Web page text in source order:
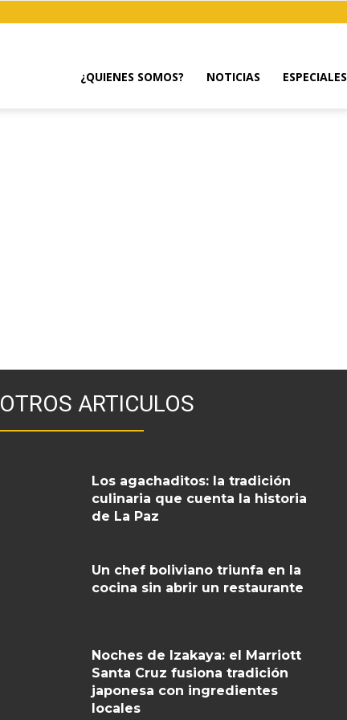
¿QUIENES SOMOS? NOTICIAS ESPECIALES
OTROS ARTICULOS
Los agachaditos: la tradición
culinaria que cuenta la historia
de La Paz
Un chef boliviano triunfa en la
cocina sin abrir un restaurante
Noches de Izakaya: el Marriott
Santa Cruz fusiona tradición
japonesa con ingredientes
locales